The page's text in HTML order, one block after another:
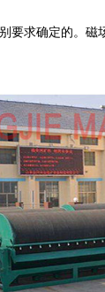
要求确定的。磁